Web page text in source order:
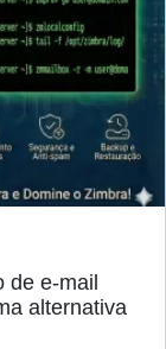
e-mail
alternativa